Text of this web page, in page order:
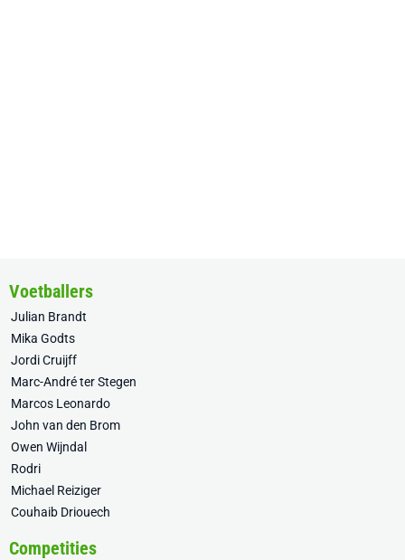
Voetballers
Julian Brandt
Mika Godts
Jordi Cruijff
Marc-André ter Stegen
Marcos Leonardo
John van den Brom
Owen Wijndal
Rodri
Michael Reiziger
Couhaib Driouech
Competities